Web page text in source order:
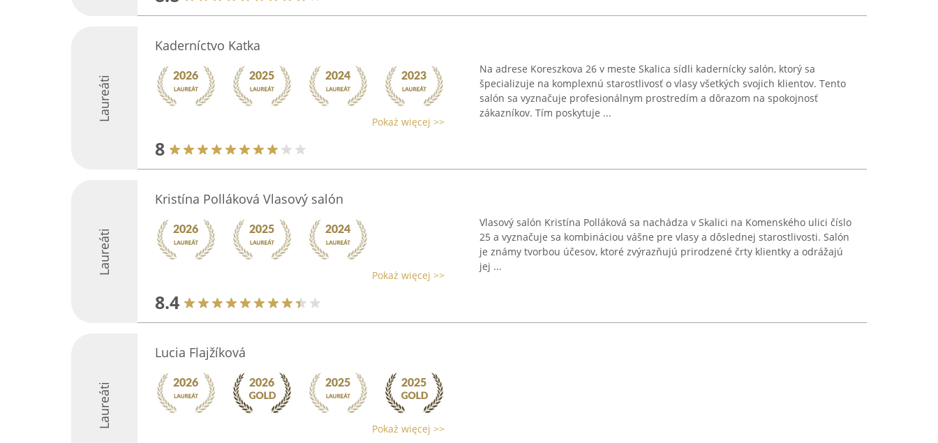
Laureáti
Kaderníctvo Katka
Pokaż więcej >>
8
Na adrese Koreszkova 26 v meste Skalica sídli kadernícky salón, ktorý sa
špecializuje na komplexnú starostlivosť o vlasy všetkých svojich klientov. Tento
salón sa vyznačuje profesionálnym prostredím a dôrazom na spokojnosť
zákazníkov. Tím poskytuje ...
Laureáti
Kristína Polláková Vlasový salón
Pokaż więcej >>
8.4
Vlasový salón Kristína Polláková sa nachádza v Skalici na Komenského ulici číslo
25 a vyznačuje sa kombináciou vášne pre vlasy a dôslednej starostlivosti. Salón
je známy tvorbou účesov, ktoré zvýrazňujú prirodzené črty klientky a odrážajú
jej ...
Laureáti
Lucia Flajžíková
Pokaż więcej >>